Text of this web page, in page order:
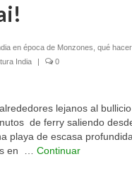
en época de Monzones qué
India | 0
lejanos al
de ferry saliendo
playa de escasa
en … Continuar